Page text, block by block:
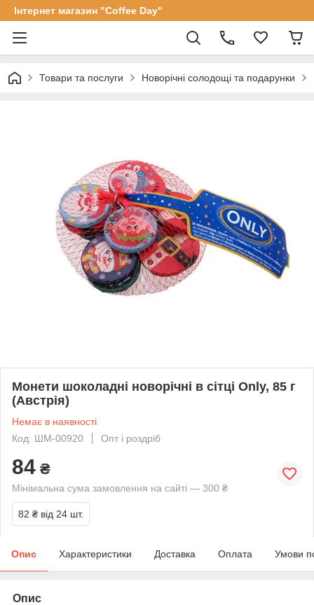
Інтернет магазин "Coffee Day"
Товари та послуги Новорічні солодощі та подарунки
Монети шоколадні новорічні в сітці Only, 85 г
(Австрія)
Немає в наявності
Код: ШМ-00920
Опт і роздріб
84 ₴
Мінімальна сума замовлення на сайті — 300 ₴
82 ₴ від 24 шт.
Опис Характеристики Доставка Оплата Умови
Опис